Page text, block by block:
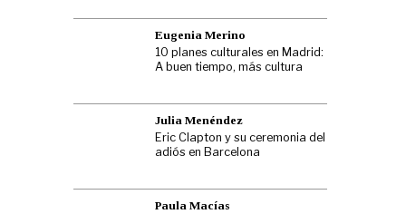
Eugenia Merino
10 planes culturales en Madrid:
A buen tiempo, más cultura
Julia Menéndez
Eric Clapton y su ceremonia del
adiós en Barcelona
Paula Macías